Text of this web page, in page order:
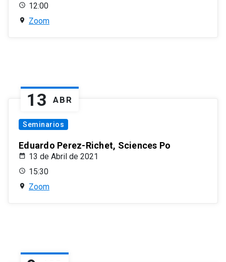
12:00
Zoom
13 ABR
Seminarios
Eduardo Perez-Richet, Sciences Po
13 de Abril de 2021
15:30
Zoom